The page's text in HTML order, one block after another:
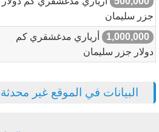
جزر سليمان
1,000,000
أرياري مدغشقري كم
دولار جزر سليمان
البيانات في الموقع غير